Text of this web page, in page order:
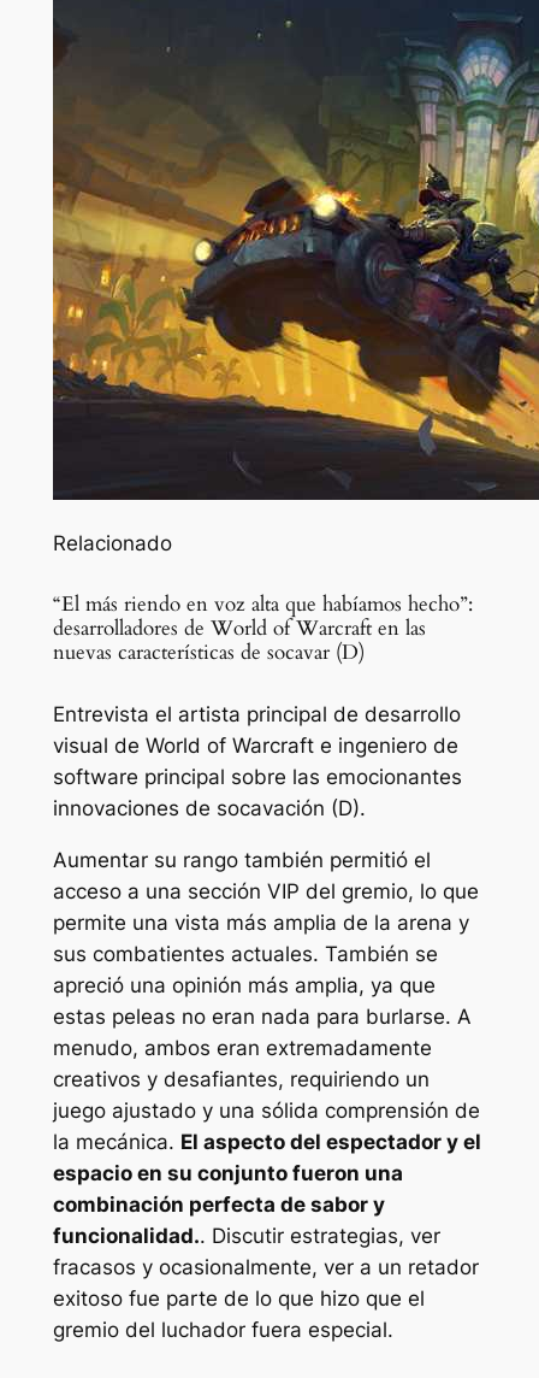
Relacionado
“El más riendo en voz alta que habíamos hecho”:
desarrolladores de World of Warcraft en las
nuevas características de socavar (D)
Entrevista el artista principal de desarrollo
visual de World of Warcraft e ingeniero de
software principal sobre las emocionantes
innovaciones de socavación (D).
Aumentar su rango también permitió el
acceso a una sección VIP del gremio, lo que
permite una vista más amplia de la arena y
sus combatientes actuales. También se
apreció una opinión más amplia, ya que
estas peleas no eran nada para burlarse. A
menudo, ambos eran extremadamente
creativos y desafiantes, requiriendo un
juego ajustado y una sólida comprensión de
la mecánica. El aspecto del espectador y el
espacio en su conjunto fueron una
combinación perfecta de sabor y
funcionalidad.. Discutir estrategias, ver
fracasos y ocasionalmente, ver a un retador
exitoso fue parte de lo que hizo que el
gremio del luchador fuera especial.